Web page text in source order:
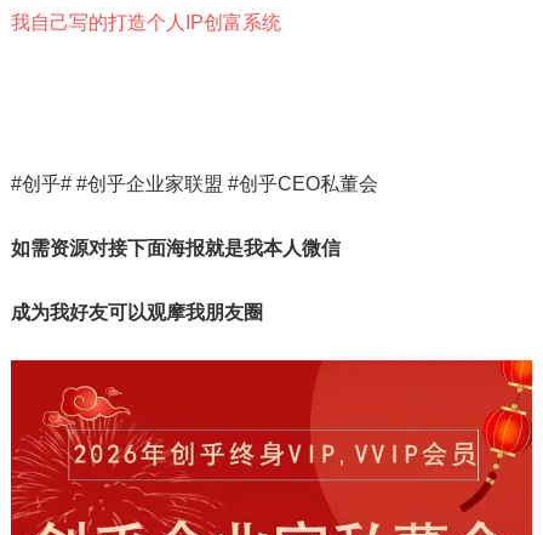
我自己写的打造个人IP创富系统
#创乎# #创乎企业家联盟 #创乎CEO私董会
如需资源对接下面海报就是我本人微信
成为我好友可以观摩我朋友圈